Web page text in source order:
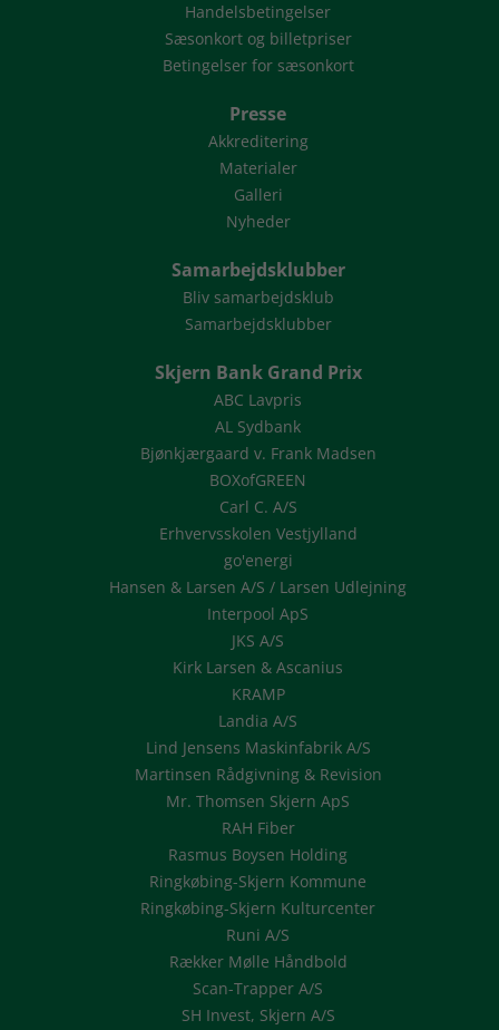
Handelsbetingelser
Sæsonkort og billetpriser
Betingelser for sæsonkort
Presse
Akkreditering
Materialer
Galleri
Nyheder
Samarbejdsklubber
Bliv samarbejdsklub
Samarbejdsklubber
Skjern Bank Grand Prix
ABC Lavpris
AL Sydbank
Bjønkjærgaard v. Frank Madsen
BOXofGREEN
Carl C. A/S
Erhvervsskolen Vestjylland
go'energi
Hansen & Larsen A/S / Larsen Udlejning
Interpool ApS
JKS A/S
Kirk Larsen & Ascanius
KRAMP
Landia A/S
Lind Jensens Maskinfabrik A/S
Martinsen Rådgivning & Revision
Mr. Thomsen Skjern ApS
RAH Fiber
Rasmus Boysen Holding
Ringkøbing-Skjern Kommune
Ringkøbing-Skjern Kulturcenter
Runi A/S
Rækker Mølle Håndbold
Scan-Trapper A/S
SH Invest, Skjern A/S